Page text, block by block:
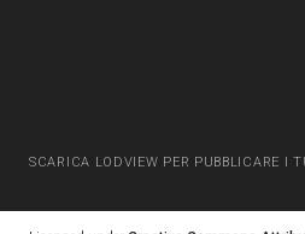
SCARICA LODVIEW PER PUBBLICARE I